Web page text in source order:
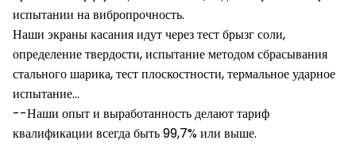
испытании на вибропрочность.
Наши экраны касания идут через тест брызг соли,
определение твердости, испытание методом сбрасывания
стального шарика, тест плоскостности, термальное ударное
испытание…
--Наши опыт и выработанность делают тариф
квалификации всегда быть 99,7% или выше.